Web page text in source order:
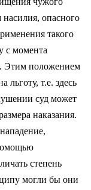
опасного
такого
с момента
Этим положением
льготу, т.е. здесь
суд может
наказания.
степень
могли бы они